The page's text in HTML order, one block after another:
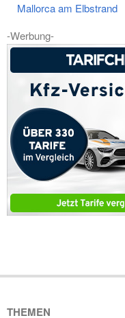
Mallorca am Elbstrand
-Werbung-
THEMEN